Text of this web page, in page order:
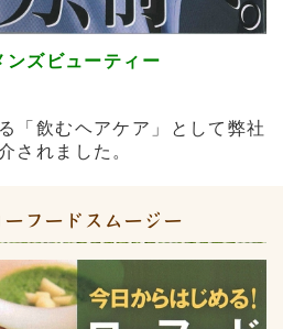
ズビューティー
「飲むヘアケア」として弊社
されました。
フードスムージー